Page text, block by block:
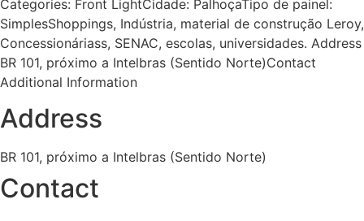
Categories: Front LightCidade: PalhoçaTipo de painel:
SimplesShoppings, Indústria, material de construção Leroy,
Concessionáriass, SENAC, escolas, universidades. Address
BR 101, próximo a Intelbras (Sentido Norte)Contact
Additional Information
Address
BR 101, próximo a Intelbras (Sentido Norte)
Contact